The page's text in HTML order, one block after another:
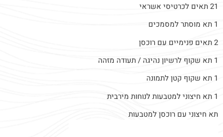
21 תאים לכרטיסי אשראי
1 תא מוסתר למסמכים
2 תאים פנימיים עם רוכסן
1 תא שקוף לרשיון נהיגה / תעודה מזהה
1 תא שקוף קטן לתמונה
1 תא חיצוני למטבעות לנוחות מירבית
תא חיצוני עם רוכסן למטבעות